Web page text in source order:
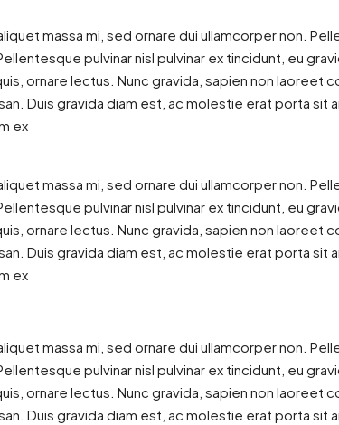
massa mi, sed ornare dui ullamcorper non.
pulvinar nisl pulvinar ex tincidunt, eu
ornare lectus. Nunc gravida, sapien non
Duis gravida diam est, ac molestie erat porta
ex
massa mi, sed ornare dui ullamcorper non.
pulvinar nisl pulvinar ex tincidunt, eu
ornare lectus. Nunc gravida, sapien non
Duis gravida diam est, ac molestie erat porta
ex
massa mi, sed ornare dui ullamcorper non.
pulvinar nisl pulvinar ex tincidunt, eu
ornare lectus. Nunc gravida, sapien non
Duis gravida diam est, ac molestie erat porta